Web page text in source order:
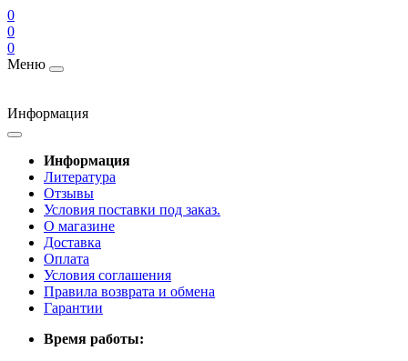
0
0
0
Меню
Информация
Информация
Литература
Отзывы
Условия поставки под заказ.
О магазине
Доставка
Оплата
Условия соглашения
Правила возврата и обмена
Гарантии
Время работы: